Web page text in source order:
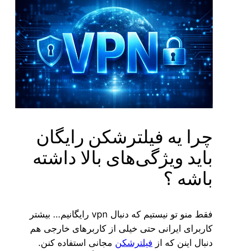
چرا یه فیلترشکن رایگان
باید ویژگی‌های بالا داشته
باشه ؟
فقط منو تو نیستیم که دنبال vpn رایگانیم… بیشتر
کاربرای ایرانی حتی خیلی از کاربرهای خارجی هم
دنبال اینن که از فیلترشکن مجانی استفاده کنن.